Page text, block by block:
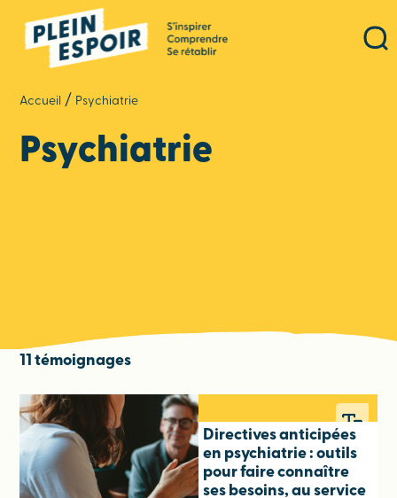
Accueil / Psychiatrie
Psychiatrie
11 témoignages
Directives anticipées
en psychiatrie : outils
pour faire connaître
ses besoins, au service
Panneau de gestion des cookies